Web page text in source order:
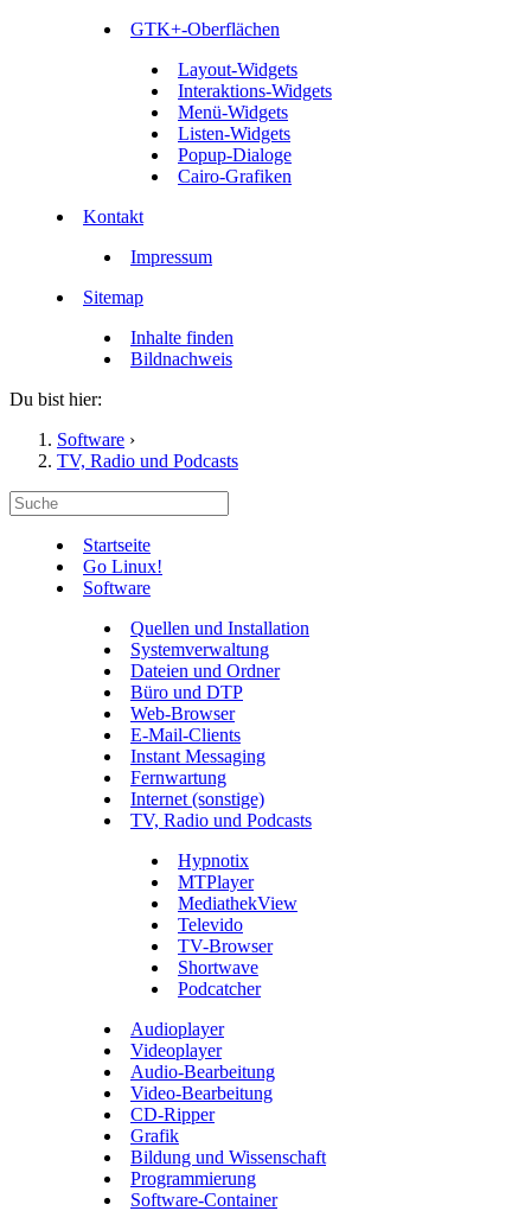
GTK+-Oberflächen
Layout-Widgets
Interaktions-Widgets
Menü-Widgets
Listen-Widgets
Popup-Dialoge
Cairo-Grafiken
Kontakt
Impressum
Sitemap
Inhalte finden
Bildnachweis
Du bist hier:
Software ›
TV, Radio und Podcasts
Startseite
Go Linux!
Software
Quellen und Installation
Systemverwaltung
Dateien und Ordner
Büro und DTP
Web-Browser
E-Mail-Clients
Instant Messaging
Fernwartung
Internet (sonstige)
TV, Radio und Podcasts
Hypnotix
MTPlayer
MediathekView
Televido
TV-Browser
Shortwave
Podcatcher
Audioplayer
Videoplayer
Audio-Bearbeitung
Video-Bearbeitung
CD-Ripper
Grafik
Bildung und Wissenschaft
Programmierung
Software-Container